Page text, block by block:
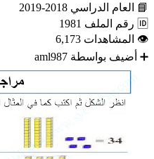
📘
العام الدراسي 2018-2019
🆔 رقم الملف 1981
👁 المشاهدات 6,173
➕ أضيف بواسطة aml987